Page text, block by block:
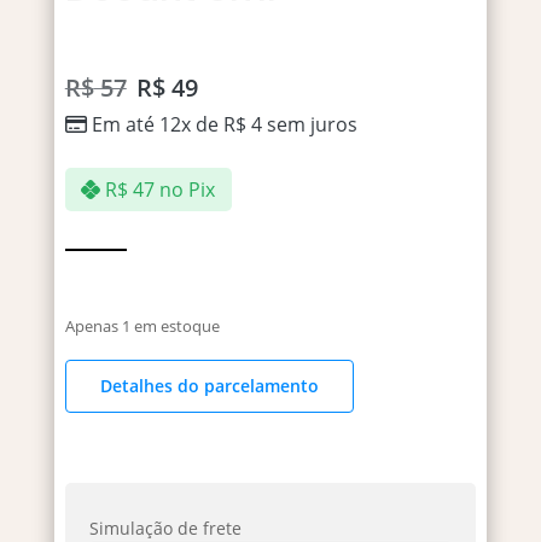
R$57 R$49
Em até 12x de R$ 4sem juros
R$ 47 no Pix
Apenas 1 em estoque
Detalhes do parcelamento
Simulação de frete